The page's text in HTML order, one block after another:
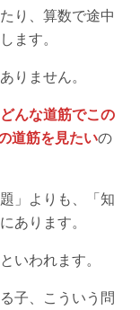
り、算数で途中
ます。
りません。
んな道筋でこの
道筋を見たいの
」よりも、「知
あります。
いわれます。
子、こういう問